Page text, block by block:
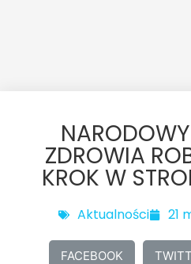
ZDROWIA
KROK W
Aktualności 21
FACEBOOK